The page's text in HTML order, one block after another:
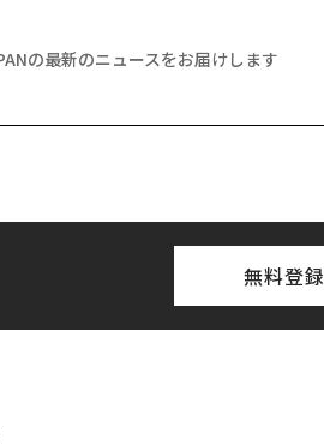
の最新のニュースをお届けします
無料登録